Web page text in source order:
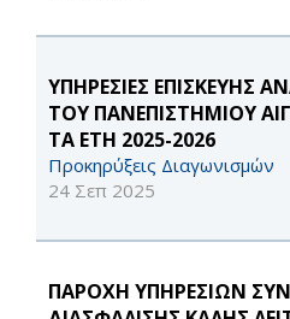
ΥΠΗΡΕΣΙΕΣ ΕΠΙΣΚΕΥΗΣ
ΤΟΥ ΠΑΝΕΠΙΣΤΗΜΙΟΥ
ΤΑ ΕΤΗ 2025-2026
Προκηρύξεις Διαγωνισμών
24 Σεπ 2025
ΠΑΡΟΧΗ ΥΠΗΡΕΣΙΩΝ